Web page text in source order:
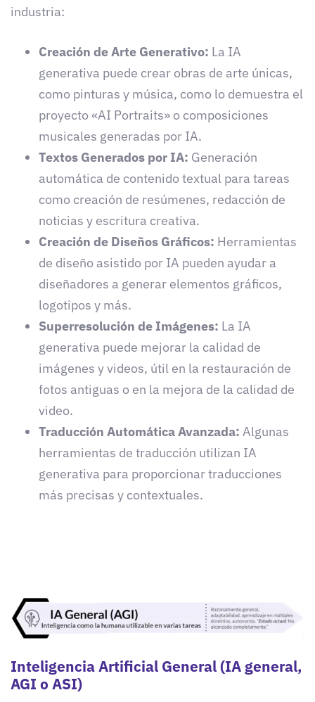
industria:
Creación de Arte Generativo: La IA
generativa puede crear obras de arte únicas,
como pinturas y música, como lo demuestra el
proyecto «AI Portraits» o composiciones
musicales generadas por IA.
Textos Generados por IA: Generación
automática de contenido textual para tareas
como creación de resúmenes, redacción de
noticias y escritura creativa.
Creación de Diseños Gráficos: Herramientas
de diseño asistido por IA pueden ayudar a
diseñadores a generar elementos gráficos,
logotipos y más.
Superresolución de Imágenes: La IA
generativa puede mejorar la calidad de
imágenes y videos, útil en la restauración de
fotos antiguas o en la mejora de la calidad de
video.
Traducción Automática Avanzada: Algunas
herramientas de traducción utilizan IA
generativa para proporcionar traducciones
más precisas y contextuales.
Inteligencia Artificial General (IA general,
AGI o ASI)